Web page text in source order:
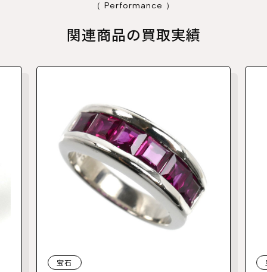
（ Performance ）
関連商品の買取実績
宝石